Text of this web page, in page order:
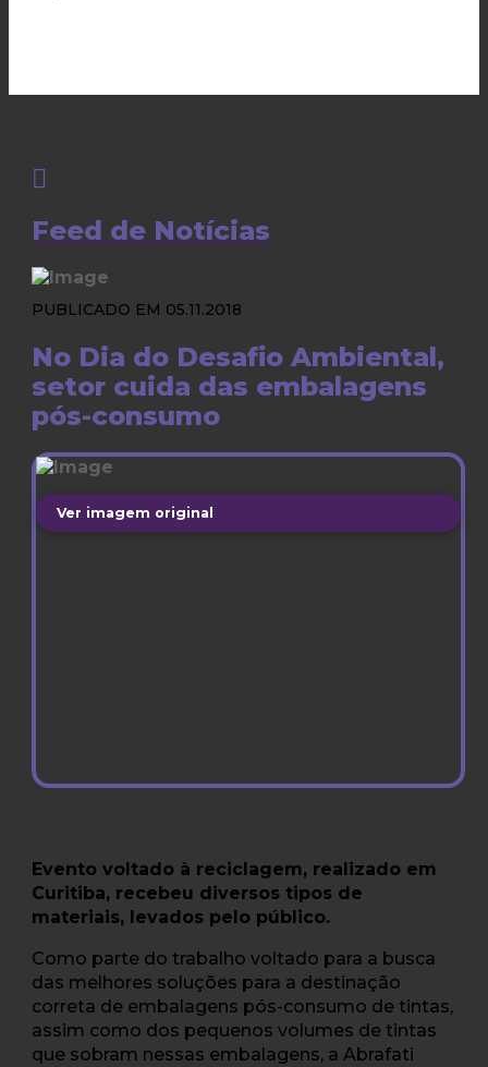
Feed de Notícias
PUBLICADO EM 05.11.2018
No Dia do Desafio Ambiental,
setor cuida das embalagens
pós-consumo
Ver imagem original
Evento voltado à reciclagem, realizado em
Curitiba, recebeu diversos tipos de
materiais, levados pelo público.
Como parte do trabalho voltado para a busca
das melhores soluções para a destinação
correta de embalagens pós-consumo de tintas,
assim como dos pequenos volumes de tintas
que sobram nessas embalagens, a Abrafati